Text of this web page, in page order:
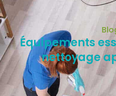
Équipements
nettoyage